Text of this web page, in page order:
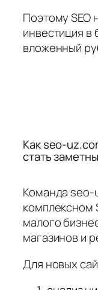
Поэтому SEO
инвестиция
вложенный
Как seo-
стать
Команда seo-
комплексном
малого
магазинов и
Для новых